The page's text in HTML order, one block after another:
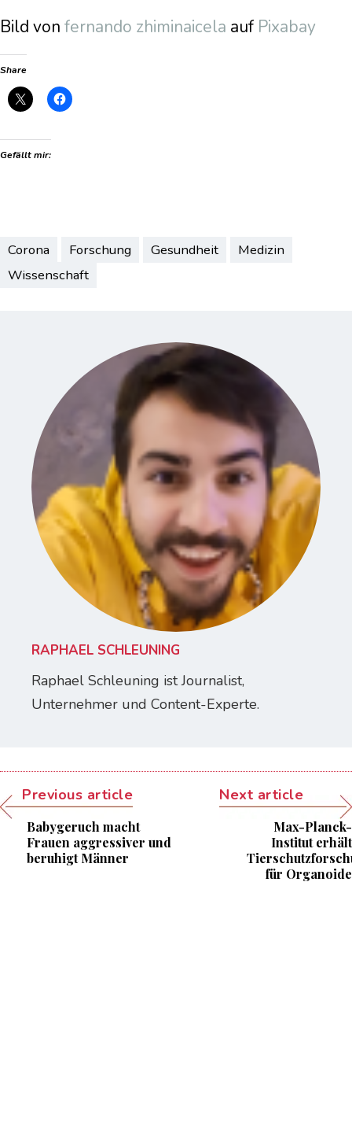
Bild von fernando zhiminaicela auf Pixabay
Share
Gefällt mir:
Corona Forschung Gesundheit
Medizin
Wissenschaft
RAPHAEL SCHLEUNING
Raphael Schleuning ist Journalist,
Unternehmer und Content-Experte.
Previous article
Babygeruch macht
Frauen aggressiver und
beruhigt Männer
Next article
Max-Planck-
Institut erhält
für Organoide